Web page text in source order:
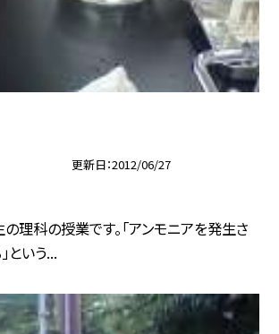
更新日 2012/06/27
の理科の授業です。「アンモニアを発生さ
という...